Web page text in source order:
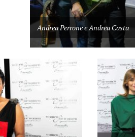
Andrea Perrone e Andrea Casta